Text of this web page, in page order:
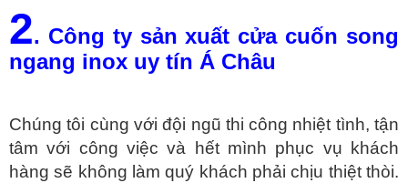
2. Công ty sản xuất cửa cuốn song
ngang inox uy tín Á Châu
Chúng tôi cùng với đội ngũ thi công nhiệt tình, tận
tâm với công việc và hết mình phục vụ khách
hàng sẽ không làm quý khách phải chịu thiệt thòi.